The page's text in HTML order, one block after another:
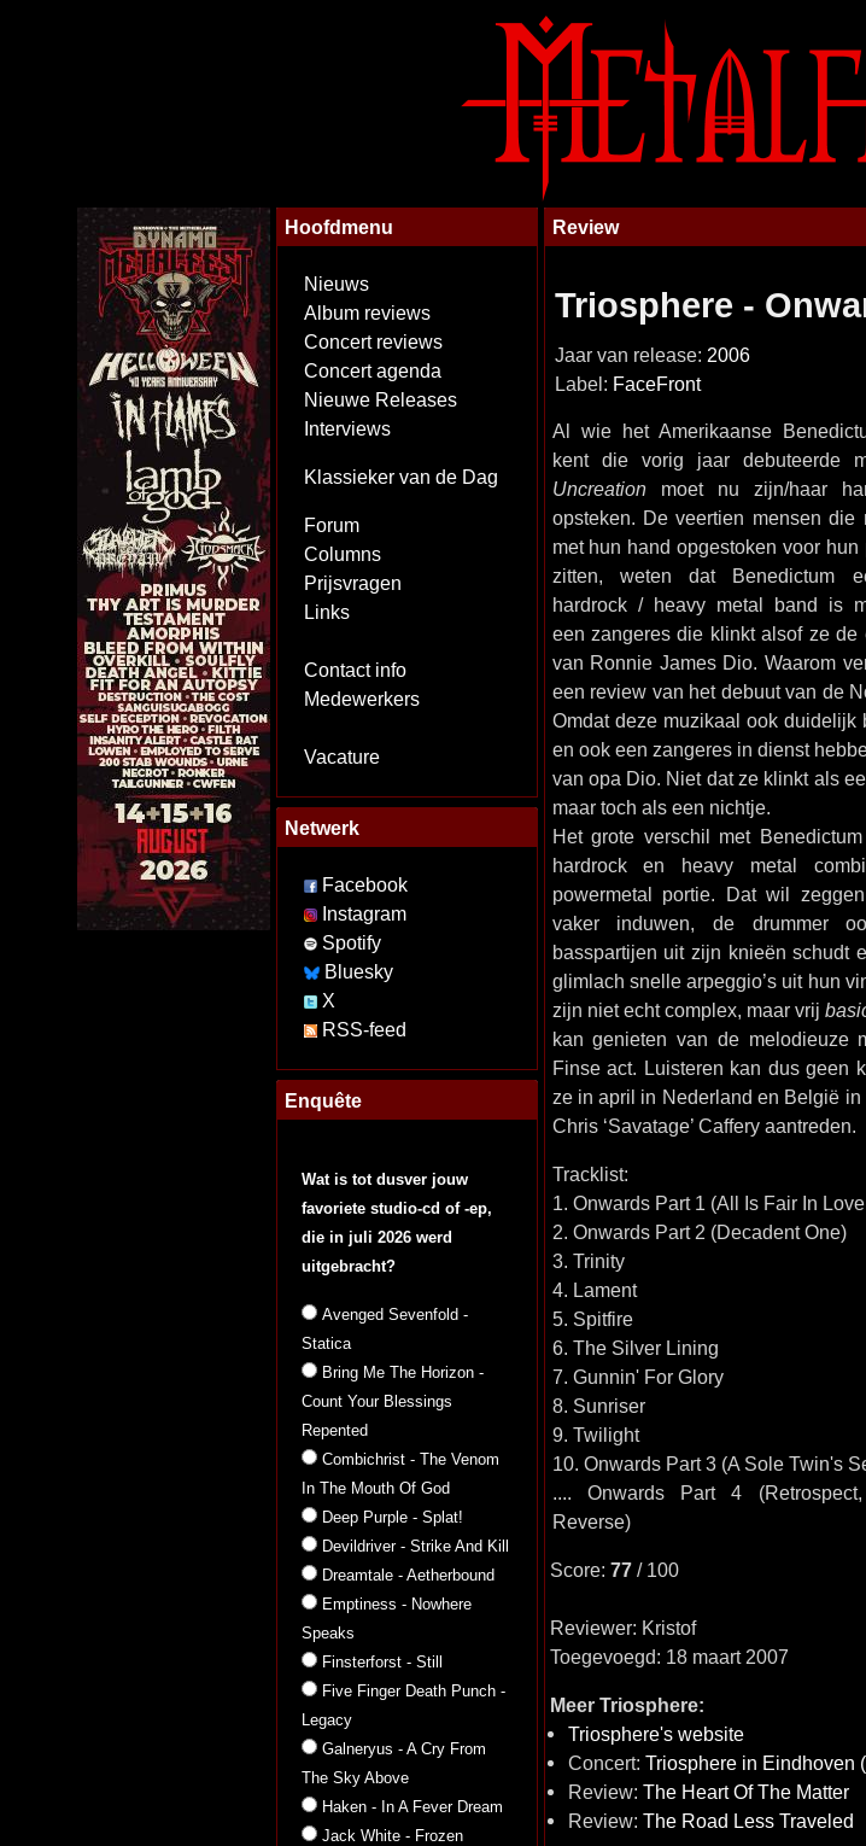
Hoofdmenu
Nieuws
Album reviews
Concert reviews
Concert agenda
Nieuwe Releases
Interviews
Klassieker van de Dag
Forum
Columns
Prijsvragen
Links
Contact info
Medewerkers
Vacature
Netwerk
Facebook
Instagram
Spotify
Bluesky
X
RSS-feed
Enquête
Wat is tot dusver jouw
favoriete studio-cd of -ep,
die in juli 2026 werd
uitgebracht?
Avenged Sevenfold -
Statica
Bring Me The Horizon -
Count Your Blessings
Repented
Combichrist - The Venom
In The Mouth Of God
Deep Purple - Splat!
Devildriver - Strike And Kill
Dreamtale - Aetherbound
Emptiness - Nowhere
Speaks
Finsterforst - Still
Five Finger Death Punch -
Legacy
Galneryus - A Cry From
The Sky Above
Haken - In A Fever Dream
Jack White - Frozen
Review
Triosphere -
Jaar van release: 2006
Label: FaceFront
Al wie het Amerikaanse
kent die vorig jaar debuteerde
Uncreationmoet nu zijn/haar
opsteken. De veertien mensen die
met hun hand opgestoken voor hun
zitten, weten dat Benedictum
hardrock / heavy metal band is
een zangeres die klinkt alsof ze
van Ronnie James Dio. Waarom
een review van het debuut van de
Omdat deze muzikaal ook
en ook een zangeres in dienst
van opa Dio. Niet dat ze klinkt als
maar toch als een nichtje.
Het grote verschil met
hardrock en heavy metal
powermetal portie. Dat wil
vaker induwen, de drummer
basspartijen uit zijn knieën schudt
glimlach snelle arpeggio’s uit hun
zijn niet echt complex, maar vrij
kan genieten van de melodieuze
Finse act. Luisteren kan dus geen
ze in april in Nederland en België
Chris ‘Savatage’ Caffery aantreden.
Tracklist:
1. Onwards Part 1 (All Is Fair In
2. Onwards Part 2 (Decadent One)
3. Trinity
4. Lament
5. Spitfire
6. The Silver Lining
7. Gunnin' For Glory
8. Sunriser
9. Twilight
10. Onwards Part 3 (A Sole Twin's
.... Onwards Part 4
Reverse)
Score: 77/ 100
Reviewer: Kristof
Toegevoegd: 18 maart 2007
Meer Triosphere:
Triosphere's website
Concert: Triosphere in Eindhoven
Review: The Heart Of The Matter
Review: The Road Less Traveled